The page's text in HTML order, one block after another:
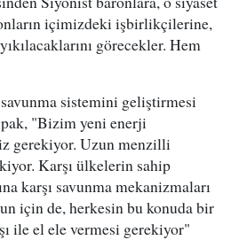
içimizdeki işbirlikçilerine,
görecekler. Hem
sistemini geliştirmesi
"Bizim yeni enerji
gerekiyor. Uzun menzilli
Karşı ülkelerin sahip
karşı savunma mekanizmaları
için de, herkesin bu konuda bir
ile el ele vermesi gerekiyor"